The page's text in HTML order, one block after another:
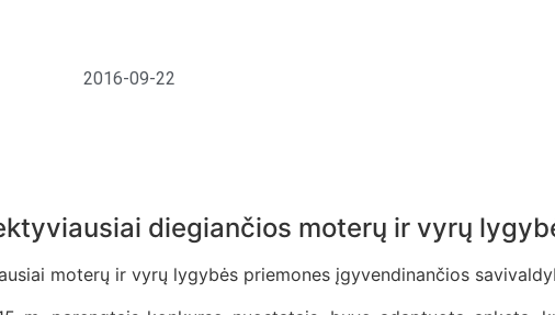
2016-09-22
diegiančios moterų ir vyrų
moterų ir vyrų lygybės priemones įgyvendinančios